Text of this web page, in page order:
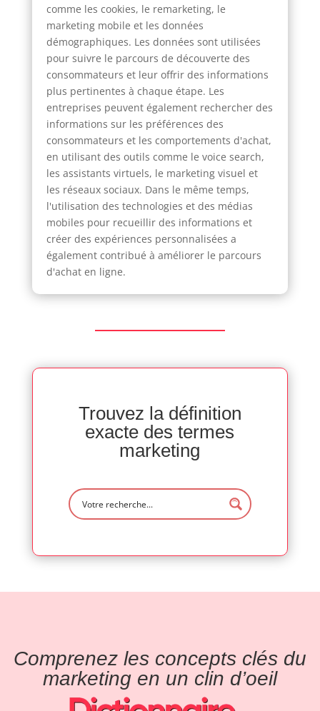
comme les cookies, le remarketing, le
marketing mobile et les données
démographiques. Les données sont utilisées
pour suivre le parcours de découverte des
consommateurs et leur offrir des informations
plus pertinentes à chaque étape. Les
entreprises peuvent également rechercher des
informations sur les préférences des
consommateurs et les comportements d'achat,
en utilisant des outils comme le voice search,
les assistants virtuels, le marketing visuel et
les réseaux sociaux. Dans le même temps,
l'utilisation des technologies et des médias
mobiles pour recueillir des informations et
créer des expériences personnalisées a
également contribué à améliorer le parcours
d'achat en ligne.
Trouvez la définition
exacte des termes
marketing
Comprenez les concepts clés du
marketing en un clin d’oeil